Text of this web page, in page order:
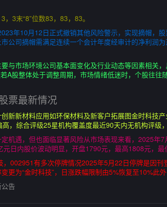
，3末“8”位数83，83，83。
年10月12日正式撤销其他风险警示，实现摘帽，
公司摘帽需满足连续一个会计年度经审计的净利润
与市场环境公司基本面变化及行业动态等因素相关
A股整体处于调整周期，市场情绪低迷时，个股往
票最新情况
新新材料应用如环保材料及新客户拓展图金时科技
，综合评级25星机构覆盖度最近90天内无机构评级
机遇，但也面临显著风险从市场表现来看，2025
日内股价波动明显，开盘1790元，最高1808元，
，002951有多次停牌情况2025年5月22日停牌是因
更为“金时科技”，日涨跌幅限制由5%恢复至10%此
告